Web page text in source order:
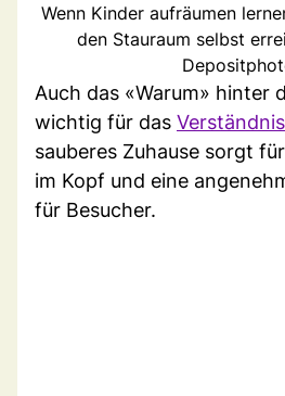
Wenn Kinder aufräumen
den Stauraum selbst
Auch das «Warum» hinter
wichtig für das Verständnis
sauberes Zuhause sorgt
im Kopf und eine
für Besucher.